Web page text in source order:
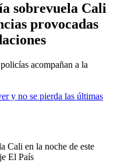
sobrevuela Cali
provocadas
acompañan a la
y no se pierda las últimas
Cali en la noche de este
El País